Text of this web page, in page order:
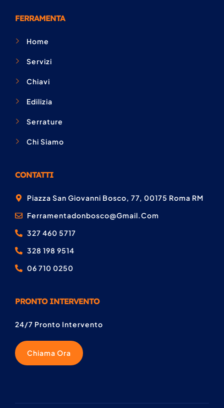
FERRAMENTA
Home
Servizi
Chiavi
Edilizia
Serrature
Chi Siamo
CONTATTI
Piazza San Giovanni Bosco, 77, 00175 Roma RM
Ferramentadonbosco@gmail.com
327 460 5717
328 198 9514
06 710 0250
PRONTO INTERVENTO
24/7 Pronto Intervento
Chiama Ora